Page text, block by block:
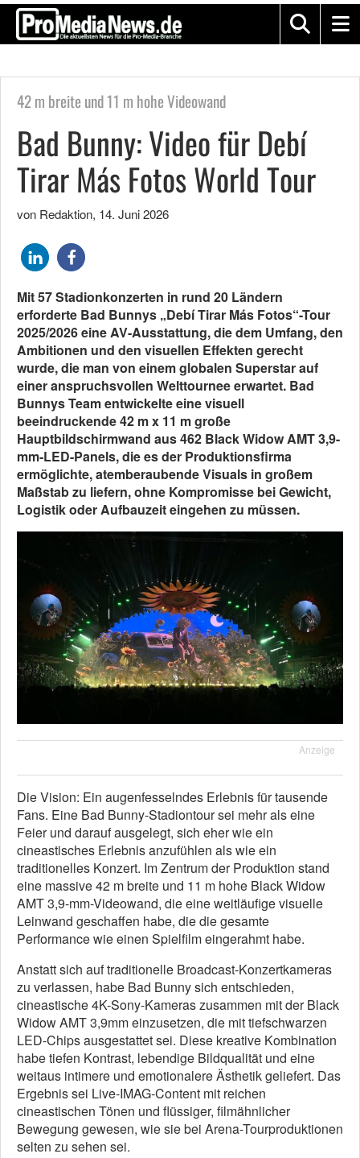
42 m breite und 11 m hohe Videowand
Bad Bunny: Video für Debí
Tirar Más Fotos World Tour
von Redaktion, 14. Juni 2026
Mit 57 Stadionkonzerten in rund 20 Ländern
erforderte Bad Bunnys „Debí Tirar Más Fotos“-Tour
2025/2026 eine AV-Ausstattung, die dem Umfang, den
Ambitionen und den visuellen Effekten gerecht
wurde, die man von einem globalen Superstar auf
einer anspruchsvollen Welttournee erwartet. Bad
Bunnys Team entwickelte eine visuell
beeindruckende 42 m x 11 m große
Hauptbildschirmwand aus 462 Black Widow AMT 3,9-
mm-LED-Panels, die es der Produktionsfirma
ermöglichte, atemberaubende Visuals in großem
Maßstab zu liefern, ohne Kompromisse bei Gewicht,
Logistik oder Aufbauzeit eingehen zu müssen.
Anzeige
Die Vision: Ein augenfesselndes Erlebnis für tausende
Fans. Eine Bad Bunny-Stadiontour sei mehr als eine
Feier und darauf ausgelegt, sich eher wie ein
cineastisches Erlebnis anzufühlen als wie ein
traditionelles Konzert. Im Zentrum der Produktion stand
eine massive 42 m breite und 11 m hohe Black Widow
AMT 3,9-mm-Videowand, die eine weitläufige visuelle
Leinwand geschaffen habe, die die gesamte
Performance wie einen Spielfilm eingerahmt habe.
Anstatt sich auf traditionelle Broadcast-Konzertkameras
zu verlassen, habe Bad Bunny sich entschieden,
cineastische 4K-Sony-Kameras zusammen mit der Black
Widow AMT 3,9mm einzusetzen, die mit tiefschwarzen
LED-Chips ausgestattet sei. Diese kreative Kombination
habe tiefen Kontrast, lebendige Bildqualität und eine
weitaus intimere und emotionalere Ästhetik geliefert. Das
Ergebnis sei Live-IMAG-Content mit reichen
cineastischen Tönen und flüssiger, filmähnlicher
Bewegung gewesen, wie sie bei Arena-Tourproduktionen
selten zu sehen sei.